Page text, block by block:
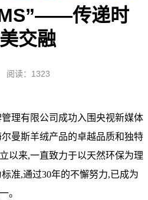
传递时
交融
阅读：1323
理有限公司成功入围央视新媒体
曼斯羊绒产品的卓越品质和独特
以来,一直致力于以天然环保为理
准,通过30年的不懈努力,已成为
。